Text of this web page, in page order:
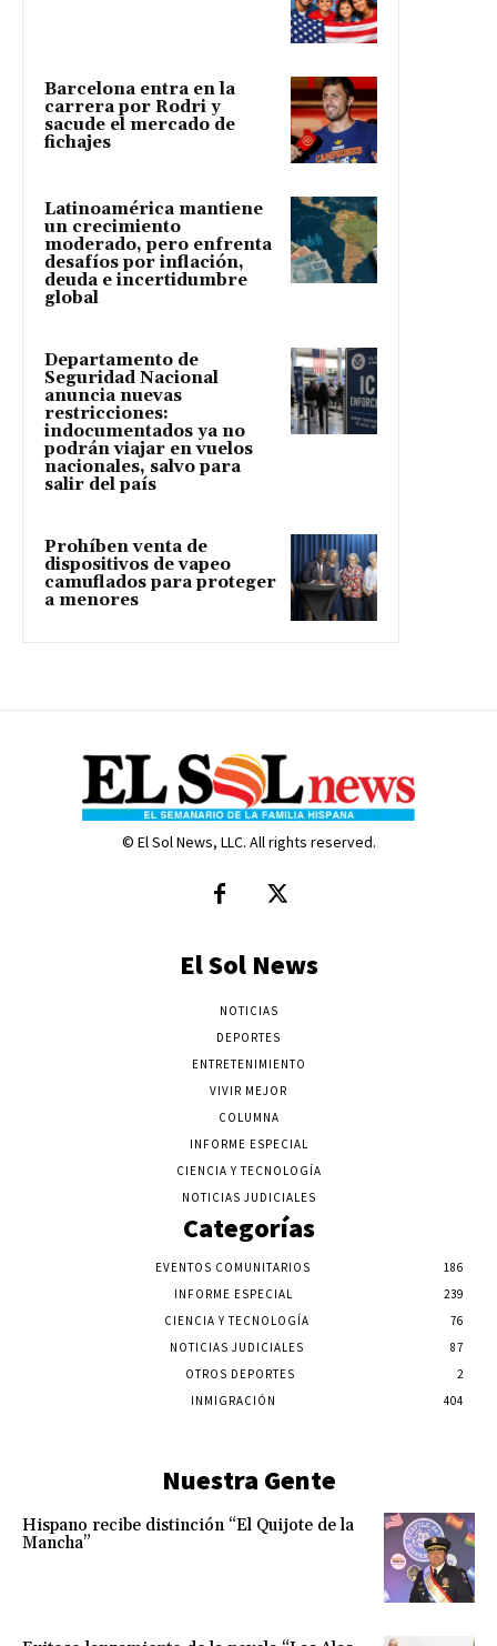
Barcelona entra en la
carrera por Rodri y
sacude el mercado de
fichajes
Latinoamérica mantiene
un crecimiento
moderado, pero enfrenta
desafíos por inflación,
deuda e incertidumbre
global
Departamento de
Seguridad Nacional
anuncia nuevas
restricciones:
indocumentados ya no
podrán viajar en vuelos
nacionales, salvo para
salir del país
Prohíben venta de
dispositivos de vapeo
camuflados para proteger
a menores
© El Sol News, LLC. All rights reserved.
El Sol News
NOTICIAS
DEPORTES
ENTRETENIMIENTO
VIVIR MEJOR
COLUMNA
INFORME ESPECIAL
CIENCIA Y TECNOLOGÍA
NOTICIAS JUDICIALES
Categorías
EVENTOS COMUNITARIOS
186
INFORME ESPECIAL
239
CIENCIA Y TECNOLOGÍA
76
NOTICIAS JUDICIALES
87
OTROS DEPORTES
2
INMIGRACIÓN
404
Nuestra Gente
Hispano recibe distinción “El Quijote de la
Mancha”